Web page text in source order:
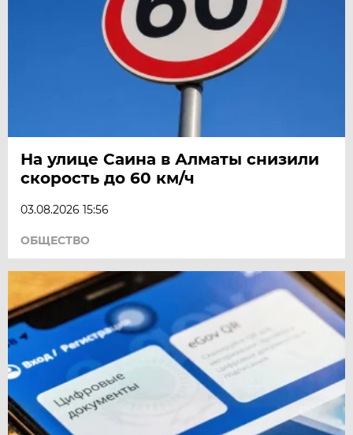
На улице Саина в Алматы снизили
скорость до 60 км/ч
03.08.2026 15:56
ОБЩЕСТВО